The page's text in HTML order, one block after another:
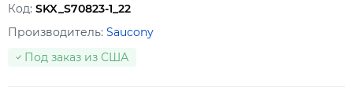
Код: SKX_S70823-1_22
Производитель: Saucony
Под заказ из США